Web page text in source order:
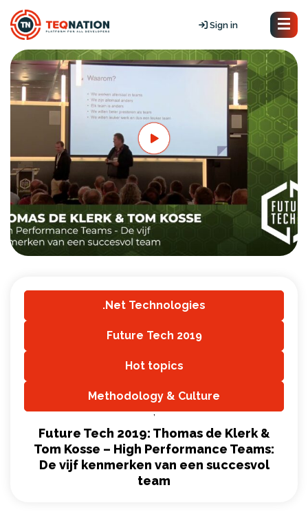
Sign in
.Net Technologies
Future Tech 2019
Hot topics
Methodology & Culture
,
Future Tech 2019: Thomas de Klerk &
Tom Kosse – High Performance Teams:
De vijf kenmerken van een succesvol
team